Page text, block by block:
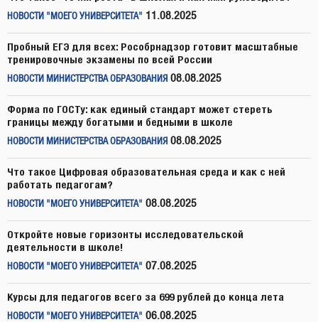
НОВОСТИ "МОЕГО УНИВЕРСИТЕТА" 11.08.2025
Пробный ЕГЭ для всех: Рособрнадзор готовит масштабные
тренировочные экзамены по всей России
НОВОСТИ МИНИСТЕРСТВА ОБРАЗОВАНИЯ 08.08.2025
Форма по ГОСТу: как единый стандарт может стереть
границы между богатыми и бедными в школе
НОВОСТИ МИНИСТЕРСТВА ОБРАЗОВАНИЯ 08.08.2025
Что такое Цифровая образовательная среда и как с ней
работать педагогам?
НОВОСТИ "МОЕГО УНИВЕРСИТЕТА" 08.08.2025
Откройте новые горизонты исследовательской
деятельности в школе!
НОВОСТИ "МОЕГО УНИВЕРСИТЕТА" 07.08.2025
Курсы для педагогов всего за 699 рублей до конца лета
НОВОСТИ "МОЕГО УНИВЕРСИТЕТА" 06.08.2025